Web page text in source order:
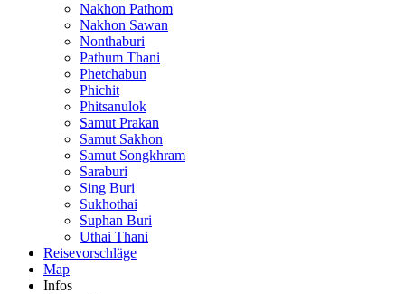
Nakhon Pathom
Nakhon Sawan
Nonthaburi
Pathum Thani
Phetchabun
Phichit
Phitsanulok
Samut Prakan
Samut Sakhon
Samut Songkhram
Saraburi
Sing Buri
Sukhothai
Suphan Buri
Uthai Thani
Reisevor­schläge
Map
Infos